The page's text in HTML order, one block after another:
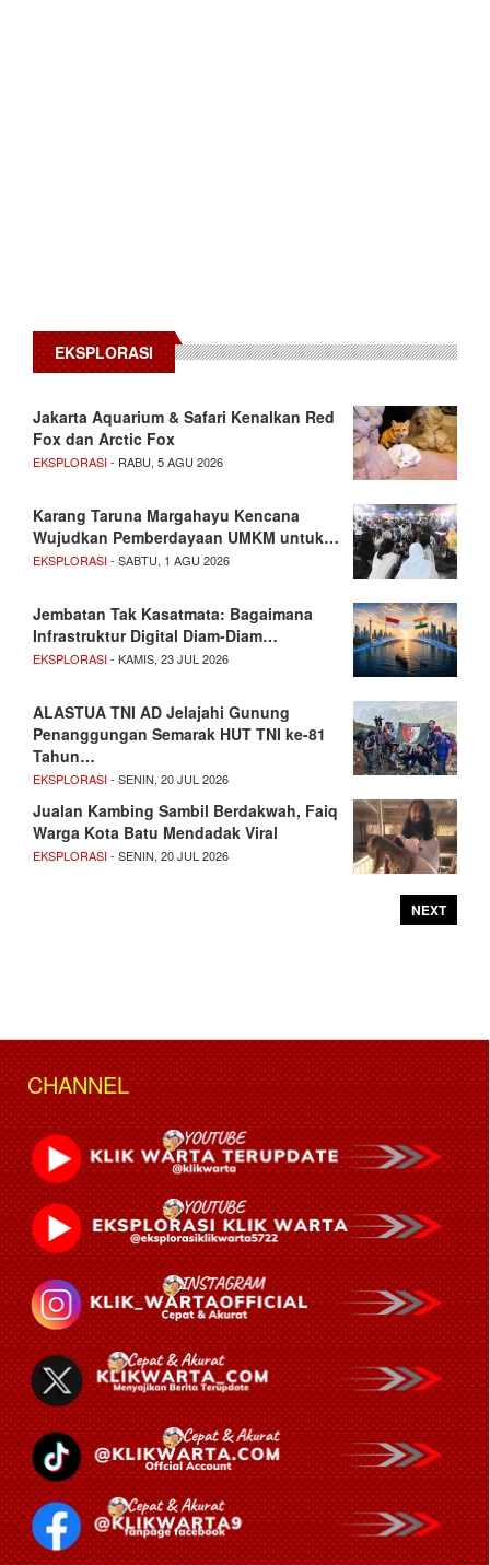
EKSPLORASI
Jakarta Aquarium & Safari Kenalkan Red
Fox dan Arctic Fox
EKSPLORASI- RABU, 5 AGU 2026
Karang Taruna Margahayu Kencana
Wujudkan Pemberdayaan UMKM untuk…
EKSPLORASI- SABTU, 1 AGU 2026
Jembatan Tak Kasatmata: Bagaimana
Infrastruktur Digital Diam-Diam…
EKSPLORASI- KAMIS, 23 JUL 2026
ALASTUA TNI AD Jelajahi Gunung
Penanggungan Semarak HUT TNI ke-81
Tahun…
EKSPLORASI- SENIN, 20 JUL 2026
Jualan Kambing Sambil Berdakwah, Faiq
Warga Kota Batu Mendadak Viral
EKSPLORASI- SENIN, 20 JUL 2026
NEXT
CHANNEL